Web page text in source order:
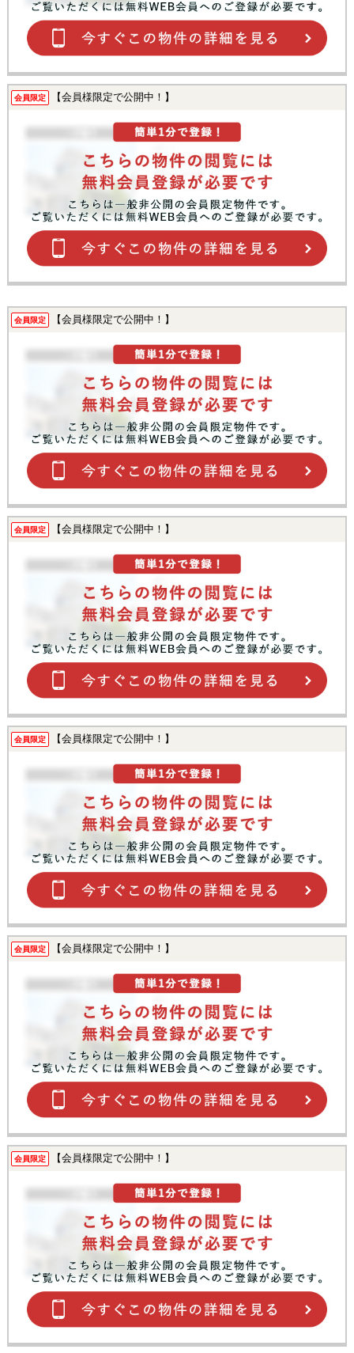
会員限定 【会員様限定で公開中！】
会員限定 【会員様限定で公開中！】
会員限定 【会員様限定で公開中！】
会員限定 【会員様限定で公開中！】
会員限定 【会員様限定で公開中！】
会員限定 【会員様限定で公開中！】